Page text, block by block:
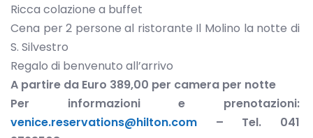
Ricca colazione a buffet
Cena per 2 persone al ristorante Il Molino la notte di
S. Silvestro
Regalo di benvenuto all’arrivo
A partire da Euro 389,00 per camera per notte
Per informazioni e prenotazioni:
venice.reservations@hilton.com
– Tel.
041